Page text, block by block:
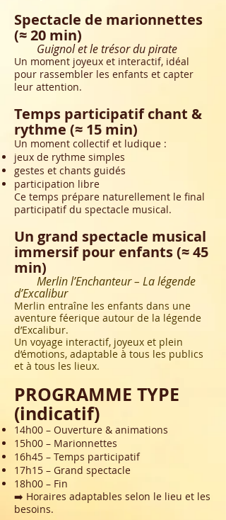
Spectacle de marionnettes
(≈ 20 min)
Guignol et le trésor du pirate
Un moment joyeux et interactif, idéal
pour rassembler les enfants et capter
leur attention.
Temps participatif chant &
rythme (≈ 15 min)
Un moment collectif et ludique :
jeux de rythme simples
gestes et chants guidés
participation libre
Ce temps prépare naturellement le final
participatif du spectacle musical.
Un grand spectacle musical
immersif pour enfants(≈ 45
min)
Merlin l’Enchanteur – La légende
d’Excalibur
Merlin entraîne les enfants dans une
aventure féerique autour de la légende
d’Excalibur.
Un voyage interactif, joyeux et plein
d’émotions, adaptable à tous les publics
et à tous les lieux.
PROGRAMME TYPE
(indicatif)
14h00 – Ouverture & animations
15h00 – Marionnettes
16h45 – Temps participatif
17h15 – Grand spectacle
18h00 – Fin
➡️ Horaires adaptables selon le lieu et les
besoins.